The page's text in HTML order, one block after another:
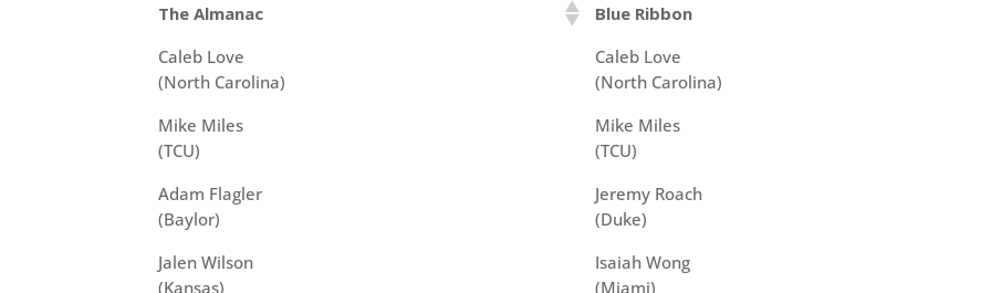
The Almanac
Blue Ribbon
Caleb Love
(North Carolina)
Caleb Love
(North Carolina)
Mike Miles
(TCU)
Mike Miles
(TCU)
Adam Flagler
(Baylor)
Jeremy Roach
(Duke)
Jalen Wilson
(Kansas)
Isaiah Wong
(Miami)